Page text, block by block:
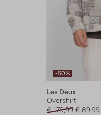
-50%
Les Deux
Overshirt
€ 179,99 € 89,99